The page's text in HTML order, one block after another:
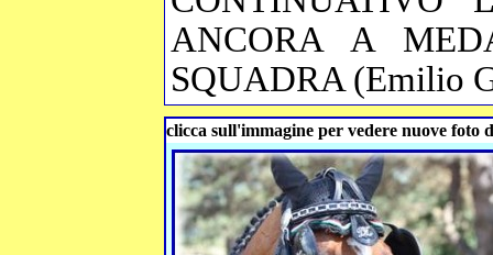
ANCORA A
SQUADRA (Emilio
clicca sull'immagine per vedere nuove foto